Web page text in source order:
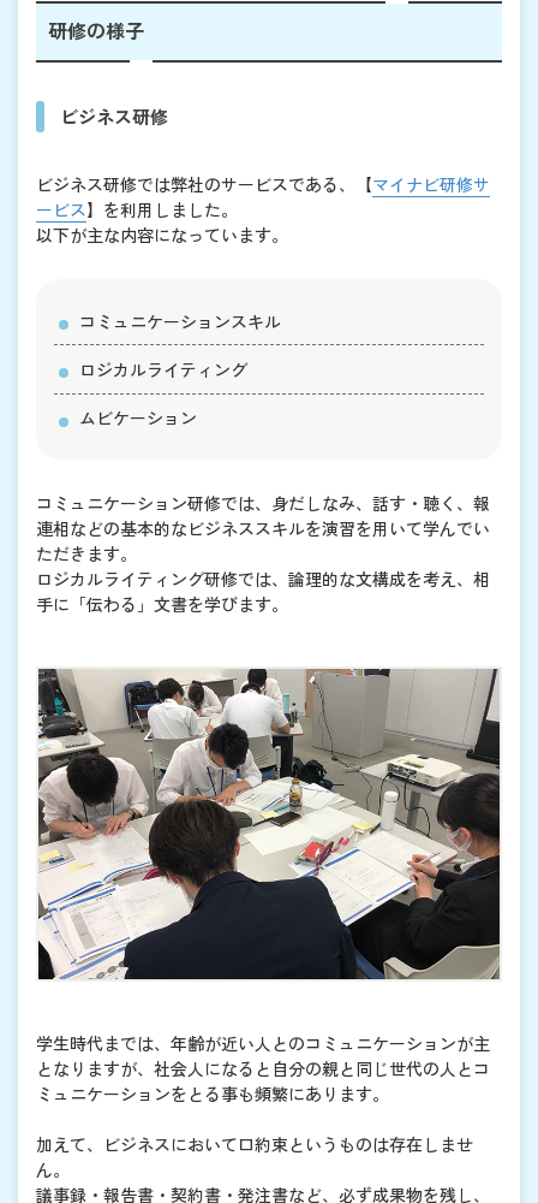
研修の様子
ビジネス研修
ビジネス研修では弊社のサービスである、【マイナビ研修サ
ービス】を利用しました。
以下が主な内容になっています。
コミュニケーションスキル
ロジカルライティング
ムビケーション
コミュニケーション研修では、身だしなみ、話す・聴く、報
連相などの基本的なビジネススキルを演習を用いて学んでい
ただきます。
ロジカルライティング研修では、論理的な文構成を考え、相
手に「伝わる」文書を学びます。
学生時代までは、年齢が近い人とのコミュニケーションが主
となりますが、社会人になると自分の親と同じ世代の人とコ
ミュニケーションをとる事も頻繁にあります。
加えて、ビジネスにおいて口約束というものは存在しませ
ん。
議事録・報告書・契約書・発注書など、必ず成果物を残し、